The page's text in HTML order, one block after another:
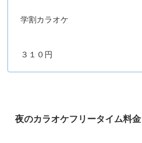
学割カラオケ
３１０円
夜のカラオケフリータイム料金